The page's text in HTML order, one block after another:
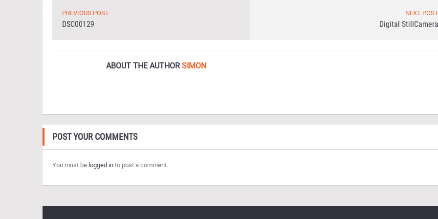
PREVIOUS POST
DSC00129
NEXT POST
Digital StillCamera
ABOUT THE AUTHORSIMON
POST YOUR COMMENTS
You must be logged in to post a comment.